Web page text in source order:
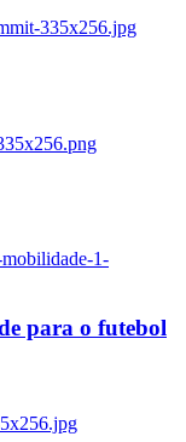
335x256.jpg
1-
para o futebol